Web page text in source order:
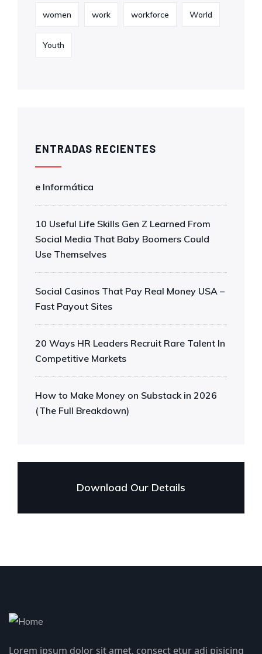
women work workforce World
Youth
ENTRADAS RECIENTES
e Informática
10 Useful Life Skills Gen Z Learned From
Social Media That Baby Boomers Could
Use Themselves
Social Casinos That Pay Real Money USA –
Fast Payout Sites
20 Ways HR Leaders Recruit Rare Talent In
Competitive Markets
How to Make Money on Substack in 2026
(The Full Breakdown)
Download Our Details
Lorem ipsum dolor sit amet, consect etur adi pisicing